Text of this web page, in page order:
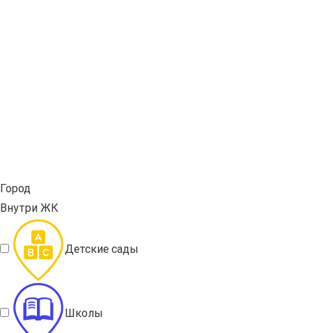
Город
Внутри ЖК
Детские сады
Школы